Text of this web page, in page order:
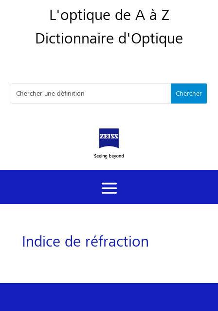
L'optique de A à Z
Dictionnaire d'Optique
Indice de réfraction